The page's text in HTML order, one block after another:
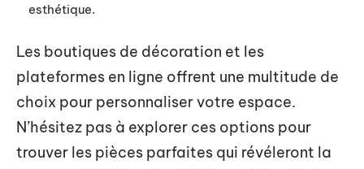
esthétique.
Les boutiques de décoration et les
plateformes en ligne offrent une multitude de
choix pour personnaliser votre espace.
N’hésitez pas à explorer ces options pour
trouver les pièces parfaites qui révéleront la